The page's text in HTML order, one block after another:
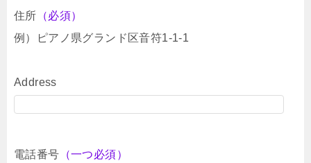
住所 （必須）
例）ピアノ県グランド区音符1-1-1
Address
電話番号 （一つ必須）